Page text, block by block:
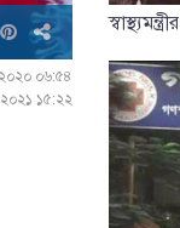
০৬:৫৪
১৫:২২